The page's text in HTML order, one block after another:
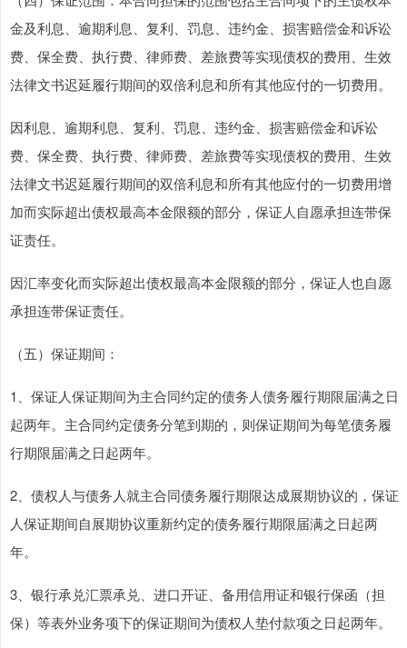
金及利息、逾期利息、复利、罚息、违约金、损害赔偿金和诉讼
费、保全费、执行费、律师费、差旅费等实现债权的费用、生效
法律文书迟延履行期间的双倍利息和所有其他应付的一切费用。
因利息、逾期利息、复利、罚息、违约金、损害赔偿金和诉讼
费、保全费、执行费、律师费、差旅费等实现债权的费用、生效
法律文书迟延履行期间的双倍利息和所有其他应付的一切费用增
加而实际超出债权最高本金限额的部分，保证人自愿承担连带保
证责任。
因汇率变化而实际超出债权最高本金限额的部分，保证人也自愿
承担连带保证责任。
（五）保证期间：
1、保证人保证期间为主合同约定的债务人债务履行期限届满之日
起两年。主合同约定债务分笔到期的，则保证期间为每笔债务履
行期限届满之日起两年。
2、债权人与债务人就主合同债务履行期限达成展期协议的，保证
人保证期间自展期协议重新约定的债务履行期限届满之日起两
年。
3、银行承兑汇票承兑、进口开证、备用信用证和银行保函（担
保）等表外业务项下的保证期间为债权人垫付款项之日起两年。